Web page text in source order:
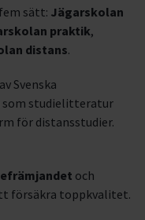
sätt: Jägarskolan
praktik,
distans.
Svenska
som studielitteratur
för distansstudier.
och
försäkra toppkvalitet.